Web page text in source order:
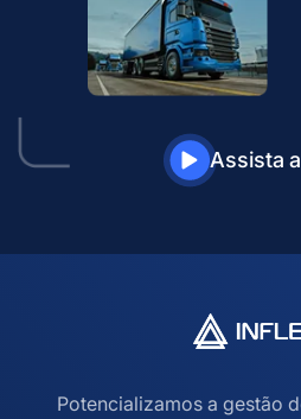
Assista
Potencializamos a gestão